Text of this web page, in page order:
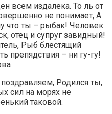
всем издалека. То ль от
не понимает, А
что ты – рыбак! Человек
отец и супруг завидный!
Рыб блестящий
препядствия – ни гу-гу!
Родился ты,
сил на морях не
таковой.